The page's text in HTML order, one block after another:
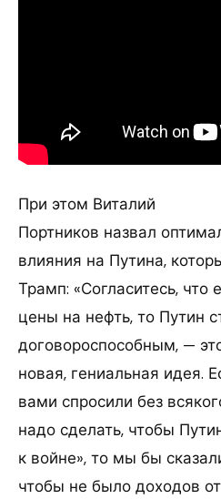
При этом Виталий
Портников назвал
влияния на Путина,
Трамп: «Согласитесь, что
цены на нефть, то Путин
договороспособным, —
новая, гениальная идея.
вами спросили без
надо сделать, чтобы
к войне», то мы бы
чтобы не было доходов